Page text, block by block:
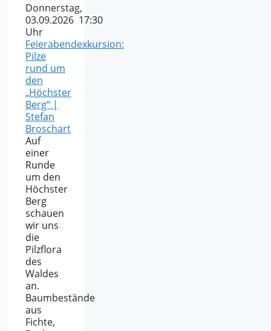
Donnerstag,
03.09.2026 17:30
Uhr
Feierabendexkursion:
Pilze
rund um
den
„Höchster
Berg“ |
Stefan
Broschart
Auf
einer
Runde
um den
Höchster
Berg
schauen
wir uns
die
Pilzflora
des
Waldes
an.
Baumbestände
aus
Fichte,